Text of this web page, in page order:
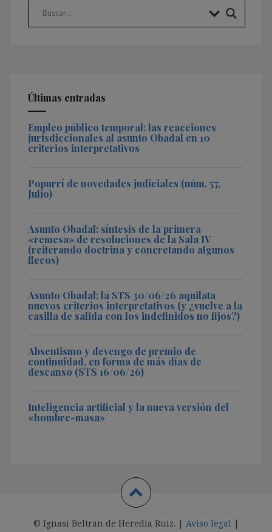
Últimas entradas
Empleo público temporal: las reacciones
jurisdiccionales al asunto Obadal en 10
criterios interpretativos
Popurrí de novedades judiciales (núm. 57,
Julio)
Asunto Obadal: síntesis de la primera
«remesa» de resoluciones de la Sala IV
(reiterando doctrina y concretando algunos
flecos)
Asunto Obadal: la STS 30/06/26 aquilata
nuevos criterios interpretativos (y ¿vuelve a la
casilla de salida con los indefinidos no fijos?)
Absentismo y devengo de premio de
continuidad, en forma de más días de
descanso (STS 16/06/26)
Inteligencia artificial y la nueva versión del
«hombre-masa»
© Ignasi Beltran de Heredia Ruiz. | Aviso legal |